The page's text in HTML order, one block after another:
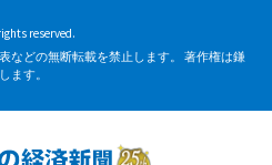
reserved.
などの無断転載を禁止します。 著作権は鎌
ます。